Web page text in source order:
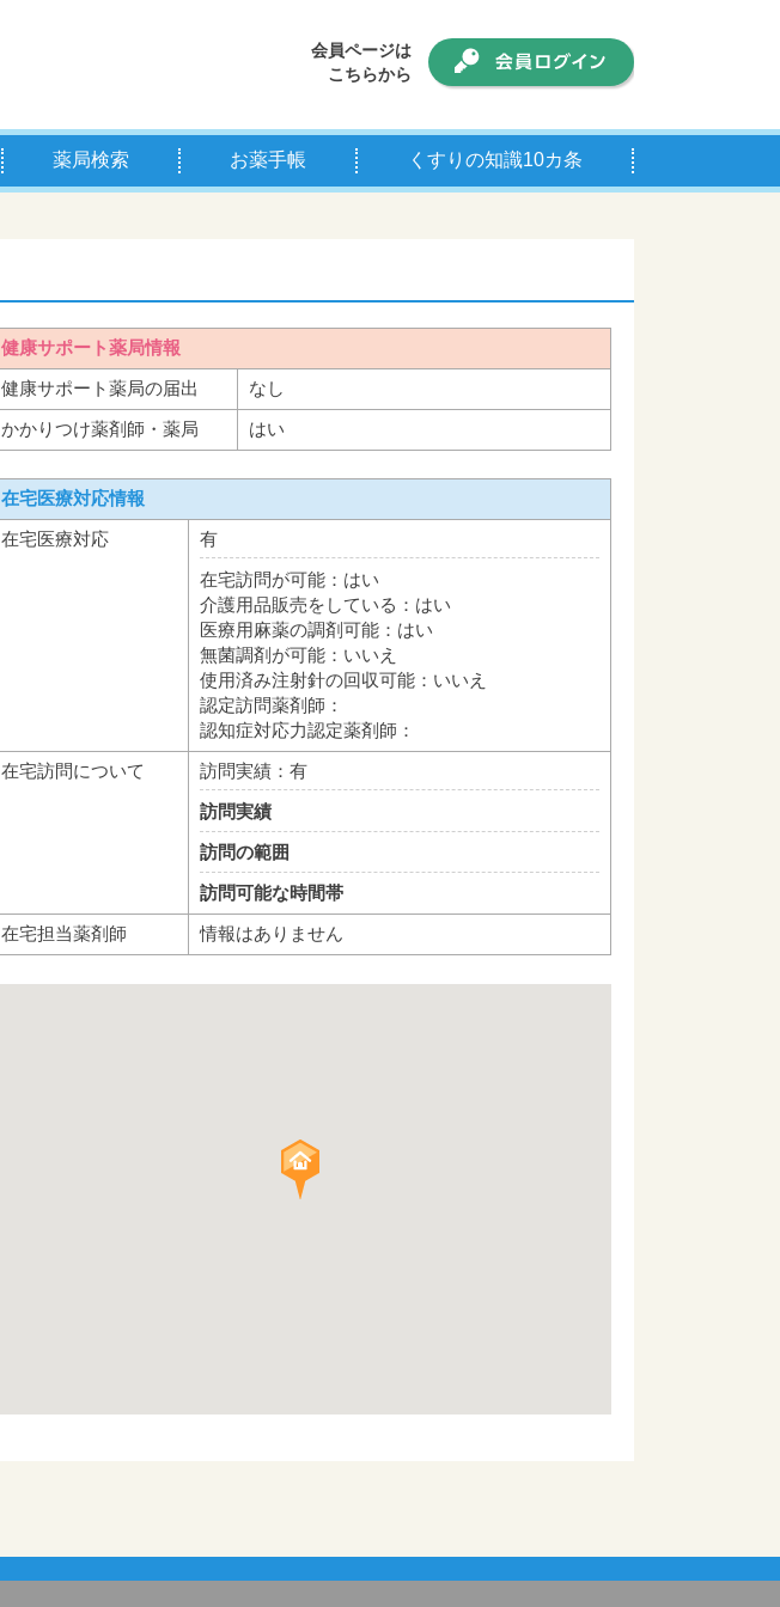
会員ページは
こちらから
薬局検索 お薬手帳 くすりの知識10カ条
健康サポート薬局情報
健康サポート薬局の届出
なし
かかりつけ薬剤師・薬局
はい
在宅医療対応情報
在宅医療対応
有
在宅訪問が可能：はい
介護用品販売をしている：はい
医療用麻薬の調剤可能：はい
無菌調剤が可能：いいえ
使用済み注射針の回収可能：いいえ
認定訪問薬剤師：
認知症対応力認定薬剤師：
在宅訪問について
訪問実績：有
訪問実績
訪問の範囲
訪問可能な時間帯
在宅担当薬剤師
情報はありません